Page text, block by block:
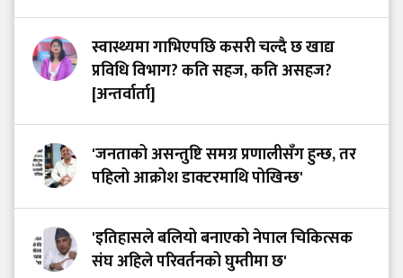
स्वास्थ्यमा गाभिएपछि कसरी चल्दै छ खाद्य
प्रविधि विभाग? कति सहज, कति असहज?
[अन्तर्वार्ता]
'जनताको असन्तुष्टि समग्र प्रणालीसँग हुन्छ, तर
पहिलो आक्रोश डाक्टरमाथि पोखिन्छ'
'इतिहासले बलियो बनाएको नेपाल चिकित्सक
संघ अहिले परिवर्तनको घुम्तीमा छ'